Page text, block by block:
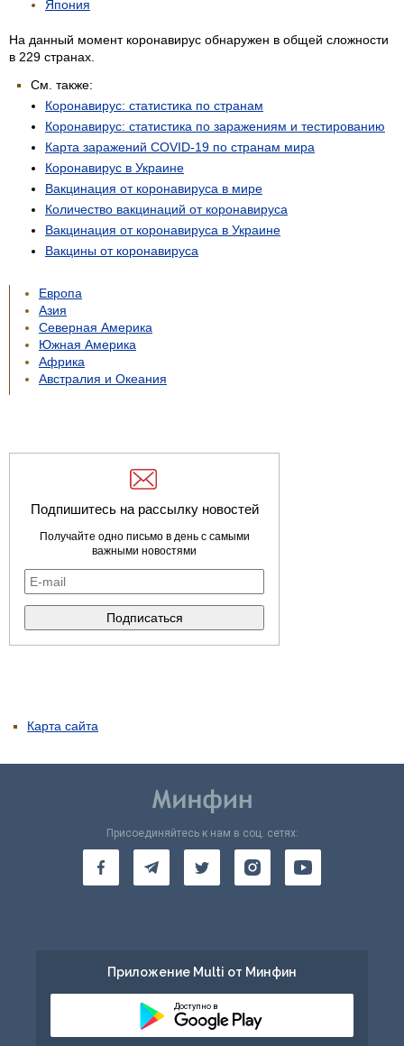
Япония
На данный момент коронавирус обнаружен в общей сложности
в 229 странах.
См. также:
Коронавирус: статистика по странам
Коронавирус: статистика по заражениям и тестированию
Карта заражений COVID-19 по странам мира
Коронавирус в Украине
Вакцинация от коронавируса в мире
Количество вакцинаций от коронавируса
Вакцинация от коронавируса в Украине
Вакцины от коронавируса
Европа
Азия
Северная Америка
Южная Америка
Африка
Австралия и Океания
Подпишитесь на рассылку новостей
Получайте одно письмо в день с самыми
важными новостями
Карта сайта
Присоединяйтесь к нам в соц. сетях:
Приложение Multi от Минфин
Доступно в